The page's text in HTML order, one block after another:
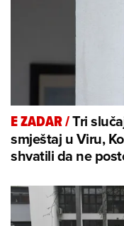
E ZADAR/Tri
smještaj u Viru,
shvatili da ne